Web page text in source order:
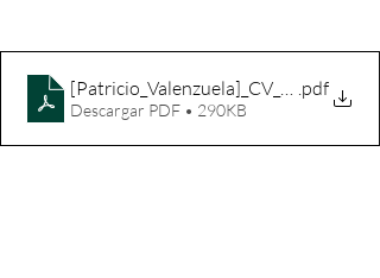
[Patricio_Valenzuela]_CV_espanol
.pdf
Descargar PDF • 290KB